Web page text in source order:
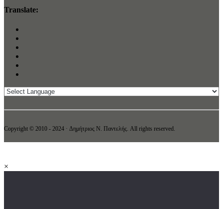
Translate:
Copyright © 2010 - 2024 · Δημήτριος N. Παντελής. All rights reserved.
×